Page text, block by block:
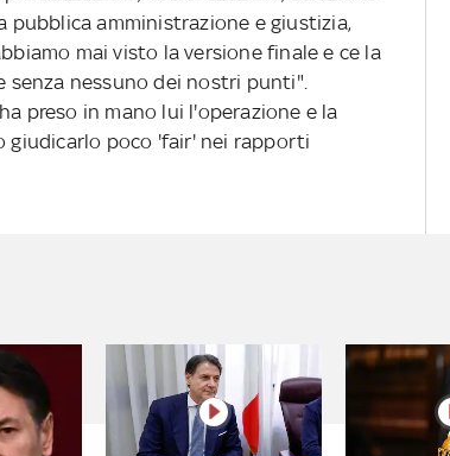
pubblica amministrazione e giustizia,
mai visto la versione finale e ce la
nessuno dei nostri punti".
preso in mano lui l'operazione e la
giudicarlo poco 'fair' nei rapporti